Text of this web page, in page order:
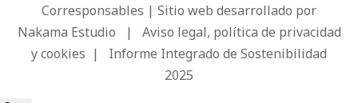
Corresponsables | Sitio web desarrollado por
Nakama Estudio | Aviso legal, política de privacidad
y cookies | Informe Integrado de Sostenibilidad
2025